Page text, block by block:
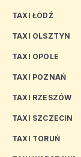
TAXI ŁÓDŹ
TAXI OLSZTYN
TAXI OPOLE
TAXI POZNAŃ
TAXI RZESZÓW
TAXI SZCZECIN
TAXI TORUŃ